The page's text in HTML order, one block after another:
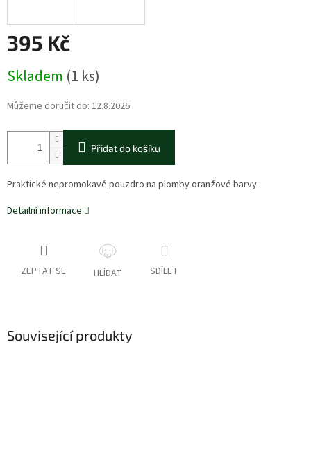
395 Kč
cena:
Skladem (1 ks)
Můžeme doručit do: 12.8.2026
Přidat do košíku
Praktické nepromokavé pouzdro na plomby oranžové barvy.
Detailní informace
ZEPTAT SE HLÍDAT SDÍLET
Související produkty